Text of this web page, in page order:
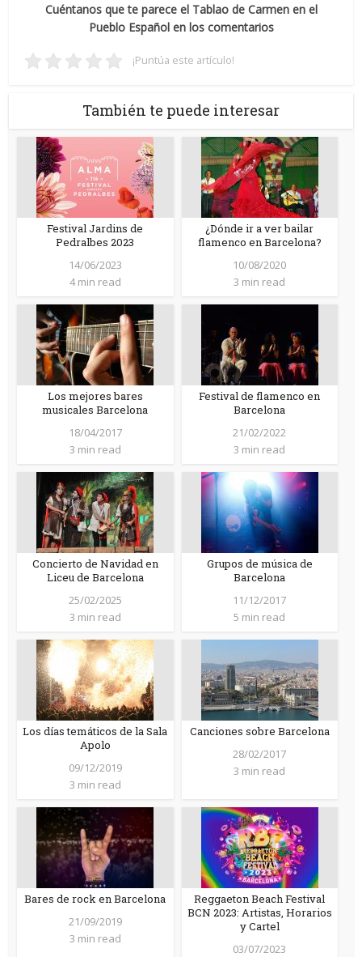
Cuéntanos que te parece el Tablao de Carmen en el
Pueblo Español en los comentarios
¡Puntúa este artículo!
También te puede interesar
Festival Jardins de
Pedralbes 2023
14/06/2023
4 min read
¿Dónde ir a ver bailar
flamenco en Barcelona?
10/08/2020
3 min read
Los mejores bares
musicales Barcelona
18/04/2017
3 min read
Festival de flamenco en
Barcelona
21/02/2022
3 min read
Concierto de Navidad en
Liceu de Barcelona
25/02/2025
3 min read
Grupos de música de
Barcelona
11/12/2017
5 min read
Los días temáticos de la Sala
Apolo
09/12/2019
3 min read
Canciones sobre Barcelona
28/02/2017
3 min read
Bares de rock en Barcelona
21/09/2019
3 min read
Reggaeton Beach Festival
BCN 2023: Artistas, Horarios
y Cartel
03/07/2023